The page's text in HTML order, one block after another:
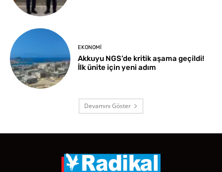
EKONOMI
Akkuyu NGS’de kritik aşama geçildi!
İlk ünite için yeni adım
Devamını Göster